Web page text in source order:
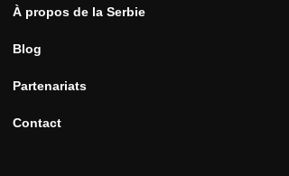
À propos de la Serbie
Blog
Partenariats
Contact